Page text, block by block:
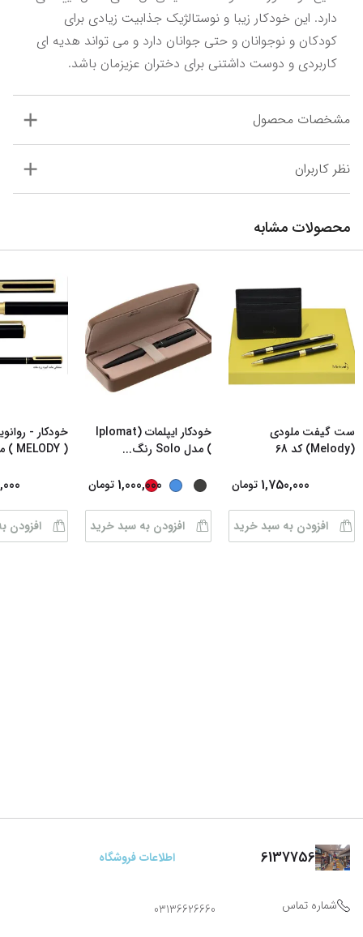
کاربردی و دوست داشتنی برای دختران عزیزمان باشد.
مشخصات محصول
نظر کاربران
محصولات مشابه
ست گیفت ملودی
(Melody) کد 68
1,750,000 تومان
افزودن به سبد خرید
خودکار ایپلمات (Iplomat
) مدل Solo رنگ
...
1,000,000 تومان
افزودن به سبد خرید
خودکار -
( MELODY ) مدل
افزودن
6137756 اطلاعات فروشگاه
شماره تماس 03136626660